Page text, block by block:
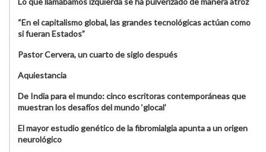
“En el capitalismo global, las grandes tecnológicas actúan como
si fueran Estados”
Pastor Cervera, un cuarto de siglo después
Aquiestancia
De India para el mundo: cinco escritoras contemporáneas que
muestran los desafíos del mundo ‘glocal’
El mayor estudio genético de la fibromialgia apunta a un origen
neurológico